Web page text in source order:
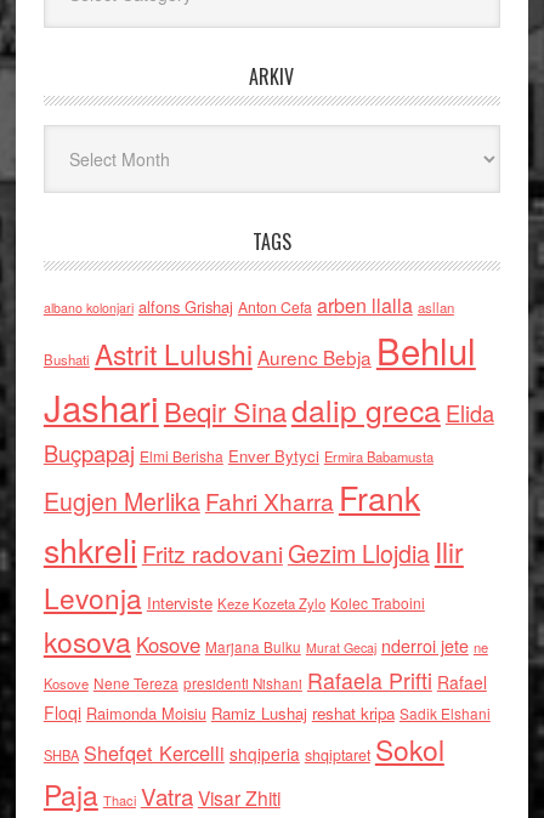
ARKIV
TAGS
albano kolonjari alfons Grishaj Anton Cefa arben llalla asllan
Bushati Astrit Lulushi Aurenc Bebja Behlul
Jashari Beqir Sinadalip grecaElida
Buçpapaj Elmi Berisha Enver Bytyci Ermira Babamusta
Eugjen MerlikaFahri Xharra Frank
shkreli Fritz radovaniGezim Llojdia Ilir
Levonja Interviste Keze Kozeta Zylo Kolec Traboini
kosova Kosove Marjana Bulku Murat Gecaj nderroi jete ne
Kosove Nene Tereza presidenti Nishani Rafaela Prifti Rafael
Floqi Raimonda Moisiu Ramiz Lushaj reshat kripa Sadik Elshani
SHBA Shefqet Kercelli shqiperia shqiptaret Sokol
Paja Thaci VatraVisar Zhiti